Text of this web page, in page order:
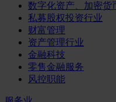
数字化资产、加密货
私募股权投资行业
财富管理
资产管理行业
金融科技
零售金融服务
风控职能